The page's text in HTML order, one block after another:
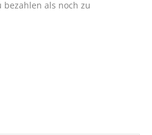
bezahlen als noch zu